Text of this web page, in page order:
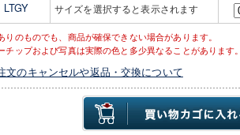
LTGY サイズを選択すると表示されます
りのものでも、商品が確保できない場合があります。
チップおよび写真は実際の色と多少異なることがあります。
文のキャンセルや返品・交換について